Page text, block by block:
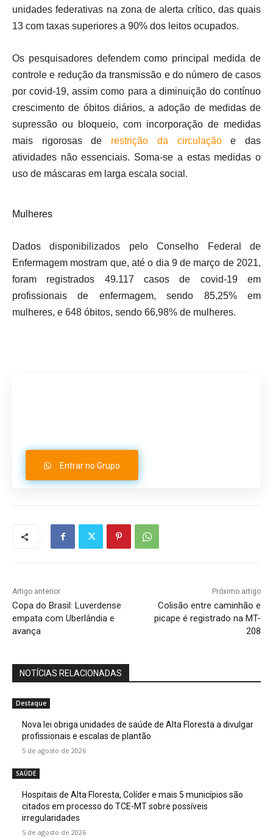
unidades federativas na zona de alerta crítico, das quais
13 com taxas superiores a 90% dos leitos ocupados.
Os pesquisadores defendem como principal medida de
controle e redução da transmissão e do número de casos
por covid-19, assim como para a diminuição do contínuo
crescimento de óbitos diários, a adoção de medidas de
supressão ou bloqueio, com incorporação de medidas
mais rigorosas de restrição da circulaçãoe das
atividades não essenciais. Soma-se a estas medidas o
uso de máscaras em larga escala social.
Mulheres
Dados disponibilizados pelo Conselho Federal de
Enfermagem mostram que, até o dia 9 de março de 2021,
foram registrados 49.117 casos de covid-19 em
profissionais de enfermagem, sendo 85,25% em
mulheres, e 648 óbitos, sendo 66,98% de mulheres.
Entrar no Grupo
Artigo anterior
Copa do Brasil: Luverdense
empata com Uberlândia e
avança
Próximo artigo
Colisão entre caminhão e
picape é registrado na MT-
208
NOTÍCIAS RELACIONADAS
Destaque
Nova lei obriga unidades de saúde de Alta Floresta a divulgar
profissionais e escalas de plantão
5 de agosto de 2026
SAÚDE
Hospitais de Alta Floresta, Colíder e mais 5 municípios são
citados em processo do TCE-MT sobre possíveis
irregularidades
5 de agosto de 2026